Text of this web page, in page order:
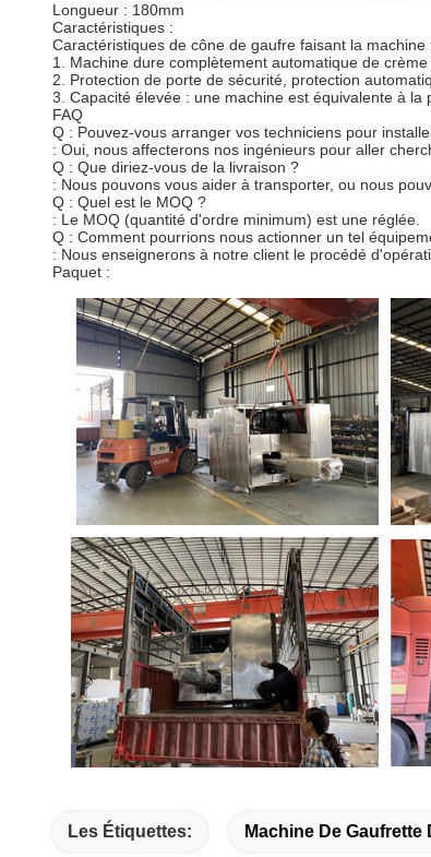
Longueur : 180mm
Caractéristiques :
Caractéristiques de cône de gaufre faisant la machine
1. Machine dure complètement automatique de
2. Protection de porte de sécurité, protection
3. Capacité élevée : une machine est équivalente à
FAQ
Q : Pouvez-vous arranger vos techniciens pour
: Oui, nous affecterons nos ingénieurs pour aller
Q : Que diriez-vous de la livraison ?
: Nous pouvons vous aider à transporter, ou nous
Q : Quel est le MOQ ?
: Le MOQ (quantité d'ordre minimum) est une réglée.
Q : Comment pourrions nous actionner un tel
: Nous enseignerons à notre client le procédé
Paquet :
Les Étiquettes: Machine De Gaufrette